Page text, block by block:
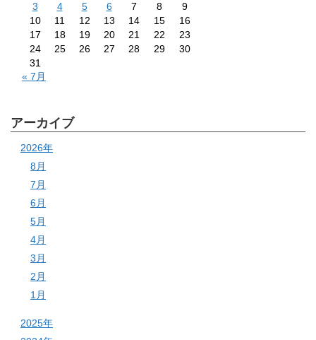
3
4 5 6 7 8
9
10
11 12 13 14 15
16
17
18 19 20 21 22
23
24
25 26 27 28 29
30
31
« 7月
アーカイブ
2026年
8月
7月
6月
5月
4月
3月
2月
1月
2025年